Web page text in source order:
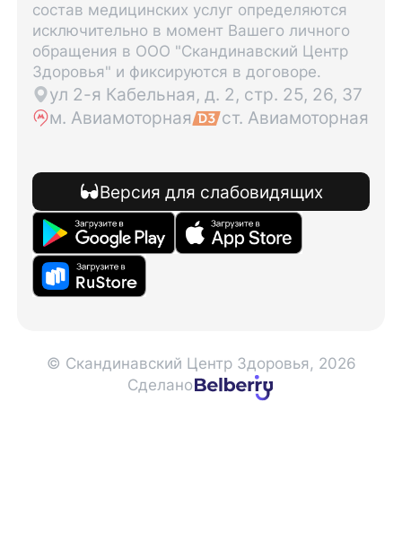
состав медицинских услуг определяются
исключительно в момент Вашего личного
обращения в ООО "Скандинавский Центр
Здоровья" и фиксируются в договоре.
ул 2-я Кабельная, д. 2, стр. 25, 26, 37
м. Авиамоторная
ст. Авиамоторная
Версия для слабовидящих
© Скандинавский Центр Здоровья, 2026
Сделано